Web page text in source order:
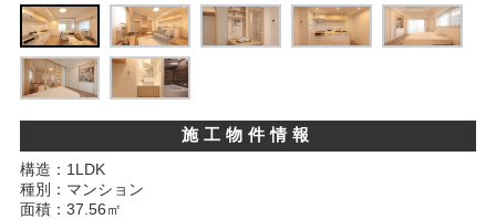
スタッフ紹介
お知らせ
施工物件情報
構造：1LDK
種別：マンション
面積：37.56㎡